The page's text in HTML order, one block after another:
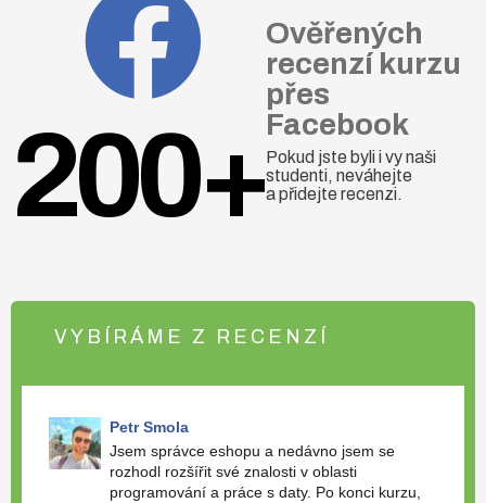
200+
Ověřených
recenzí kurzu
přes
Facebook
Pokud jste byli i vy naši
studenti, neváhejte
a přidejte recenzi.
VYBÍRÁME Z RECENZÍ
Petr Smola
Jsem správce eshopu a nedávno jsem se
rozhodl rozšířit své znalosti v oblasti
programování a práce s daty. Po konci kurzu,